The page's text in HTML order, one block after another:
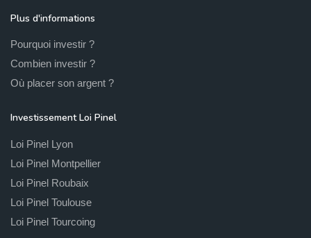
Plus d'informations
Pourquoi investir ?
Combien investir ?
Où placer son argent ?
Investissement Loi Pinel
Loi Pinel Lyon
Loi Pinel Montpellier
Loi Pinel Roubaix
Loi Pinel Toulouse
Loi Pinel Tourcoing